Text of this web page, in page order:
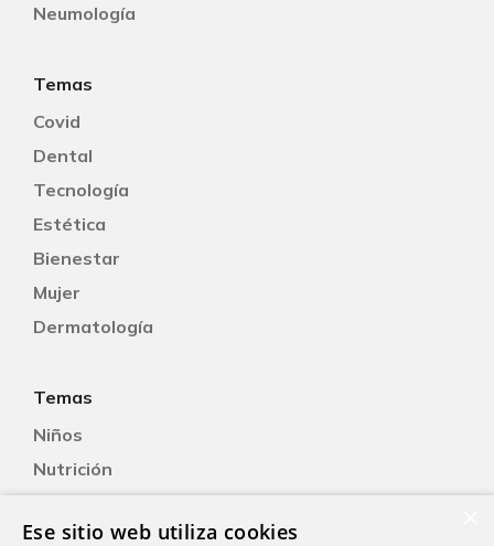
Neumología
Temas
Covid
Dental
Tecnología
Estética
Bienestar
Mujer
Dermatología
Temas
Niños
Nutrición
Salud Sexual
Oftalmología
Ese sitio web utiliza cookies